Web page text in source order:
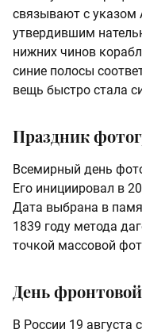
связывают с указом
утвердившим
нижних чинов
синие полосы
вещь быстро стала
Праздник
Всемирный день
Его инициировал в
Дата выбрана в
1839 году метода
точкой массовой
День
В России 19 августа